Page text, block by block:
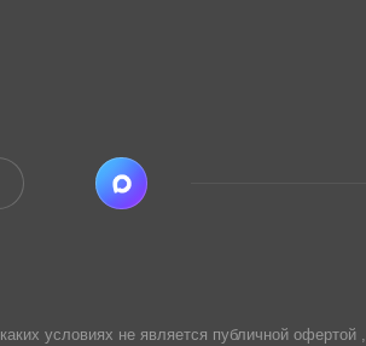
условиях не является публичной офертой ,